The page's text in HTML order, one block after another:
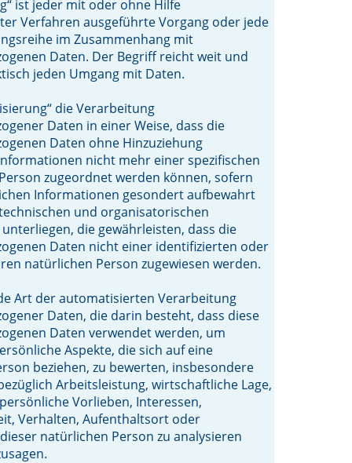
ist jeder mit oder ohne Hilfe
Verfahren ausgeführte Vorgang oder jede
im Zusammenhang mit
Daten. Der Begriff reicht weit und
jeden Umgang mit Daten.
die Verarbeitung
Daten in einer Weise, dass die
Daten ohne Hinzuziehung
nicht mehr einer spezifischen
zugeordnet werden können, sofern
Informationen gesondert aufbewahrt
und organisatorischen
die gewährleisten, dass die
Daten nicht einer identifizierten oder
natürlichen Person zugewiesen werden.
Art der automatisierten Verarbeitung
Daten, die darin besteht, dass diese
Daten verwendet werden, um
Aspekte, die sich auf eine
beziehen, zu bewerten, insbesondere
Arbeitsleistung, wirtschaftliche Lage,
Vorlieben, Interessen,
Verhalten, Aufenthaltsort oder
natürlichen Person zu analysieren